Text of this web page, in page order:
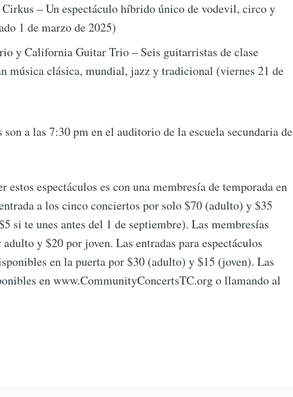
– Un espectáculo híbrido único de vodevil, circo y
1 de marzo de 2025)
y California Guitar Trio – Seis guitarristas de clase
música clásica, mundial, jazz y tradicional (viernes 21 de
son a las 7:30 pm en el auditorio de la escuela secundaria de
estos espectáculos es con una membresía de temporada en
a los cinco conciertos por solo $70 (adulto) y $35
si te unes antes del 1 de septiembre). Las membresías
y $20 por joven. Las entradas para espectáculos
en la puerta por $30 (adulto) y $15 (joven). Las
en www.CommunityConcertsTC.org o llamando al